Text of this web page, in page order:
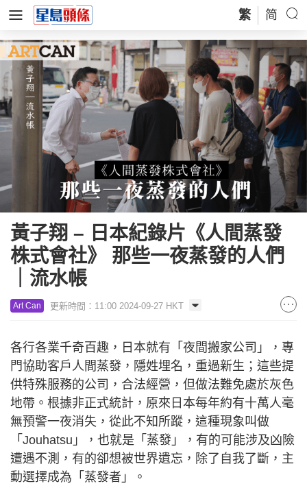
繁 简
黃子翔 – 日本紀錄片《人間蒸發
株式會社》 那些一夜蒸發的人們
｜流水帳
Art Can 更新時間：11:00 2024-09-27 HKT
各行各業千奇百趣，日本就有「夜間搬家公司」，專
門協助客戶人間蒸發，隱姓埋名，重過新生；這些提
供特殊服務的公司，合法經營，但做法難免處於灰色
地帶。根據非正式統計，原來日本每年約有十萬人毫
無預警一夜消失，從此不知所蹤，這種現象叫做
「Jouhatsu」，也就是「蒸發」，有的可能涉及凶險
遭遇不測，有的卻想被世界遺忘，除了自我了斷，主
動選擇成為「蒸發者」。